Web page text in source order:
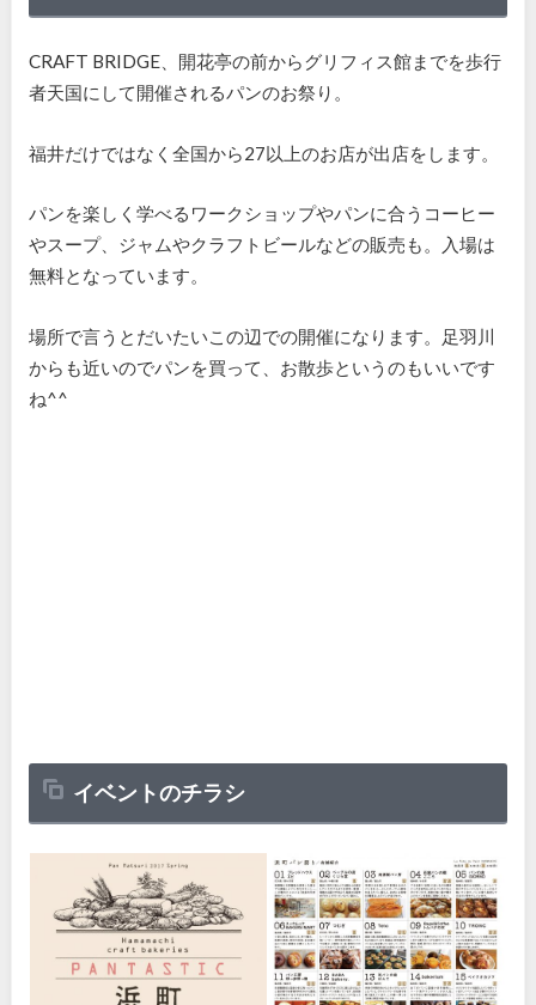
CRAFT BRIDGE、開花亭の前からグリフィス館までを歩行
者天国にして開催されるパンのお祭り。
福井だけではなく全国から27以上のお店が出店をします。
パンを楽しく学べるワークショップやパンに合うコーヒー
やスープ、ジャムやクラフトビールなどの販売も。入場は
無料となっています。
場所で言うとだいたいこの辺での開催になります。足羽川
からも近いのでパンを買って、お散歩というのもいいです
ね^^
イベントのチラシ